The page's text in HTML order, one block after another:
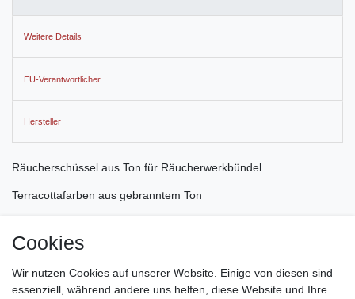
Weitere Details
EU-Verantwortlicher
Hersteller
Räucherschüssel aus Ton für Räucherwerkbündel
Terracottafarben aus gebranntem Ton
Höhe ca. 10cm
Gewicht ca. 550 gr
Cookies
Wir nutzen Cookies auf unserer Website. Einige von diesen sind
essenziell, während andere uns helfen, diese Website und Ihre